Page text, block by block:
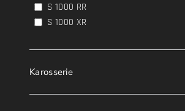
S 1000 RR
S 1000 XR
Karosserie